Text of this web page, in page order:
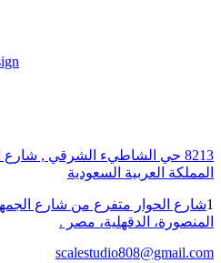
8213 حي الشاطيء الشرقي ,
المملكة العربية السعودية
1شارع الحوار متفرع من شارع
المنصورة، الدقهلية، مصر .
scalestudio808@gmail.com